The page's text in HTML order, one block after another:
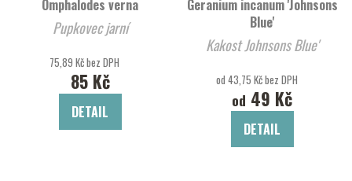
Omphalodes verna
Pupkovec jarní
75,89 Kč bez DPH
85 Kč
DETAIL
Geranium incanum 'Johnsons
Blue'
Kakost Johnsons Blue'
od 43,75 Kč bez DPH
od 49 Kč
DETAIL